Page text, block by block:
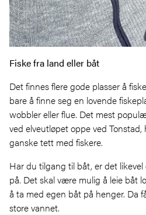
Fiske fra land eller båt
Det finnes flere gode plasser å
bare å finne seg en lovende
wobbler eller flue. Det mest
ved elveutløpet oppe ved
ganske tett med fiskere.
Har du tilgang til båt, er det
på. Det skal være mulig å leie båt
å ta med egen båt på henger. Da
store vannet.